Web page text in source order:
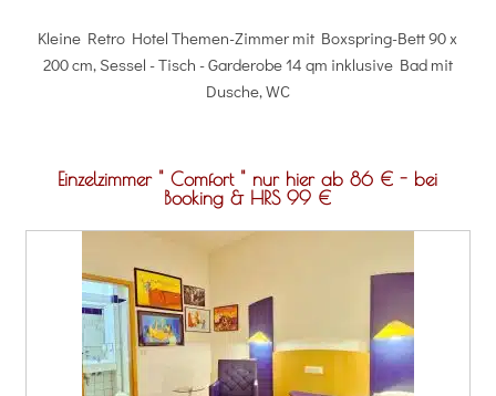
Kleine Retro Hotel Themen-Zimmer mit Boxspring-Bett 90 x
200 cm, Sessel - Tisch - Garderobe 14 qm inklusive Bad mit
Dusche, WC
Einzelzimmer " Comfort " nur hier ab 86 € - bei
Booking & HRS 99 €